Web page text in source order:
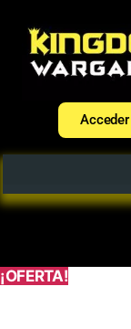
Acceder
¡OFERTA!